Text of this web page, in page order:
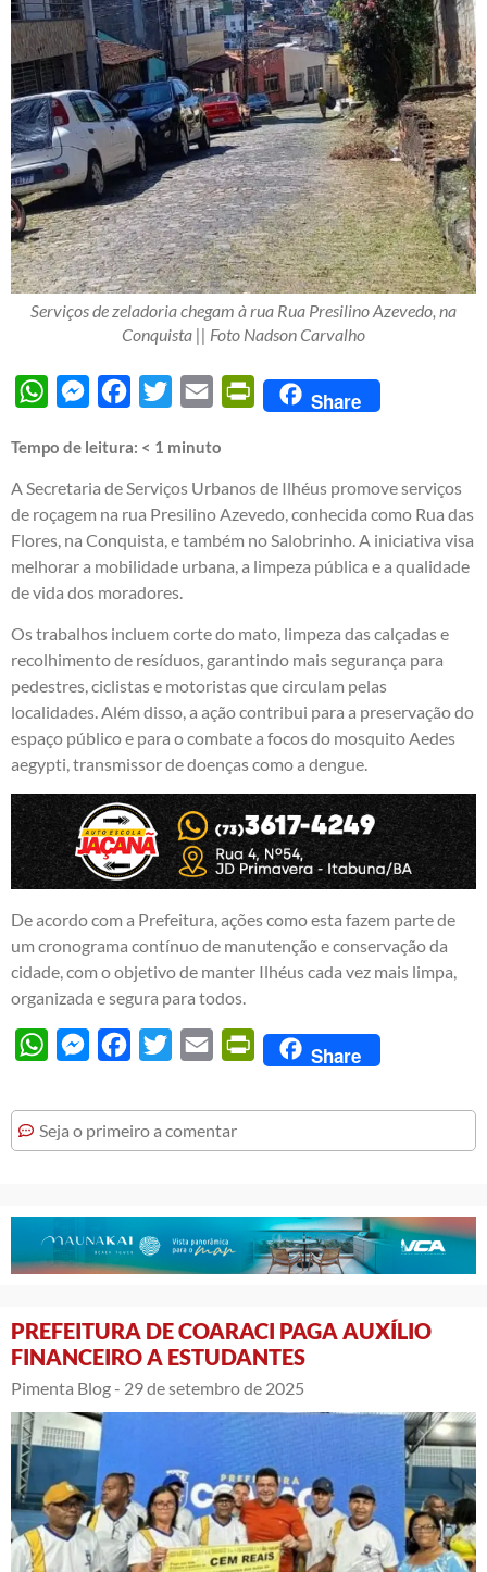
Serviços de zeladoria chegam à rua Rua Presilino Azevedo, na
Conquista || Foto Nadson Carvalho
WhatsAppMessengerFacebook
Twitter Email PrintFriendly
Share
Tempo de leitura: < 1 minuto
A Secretaria de Serviços Urbanos de Ilhéus promove serviços
de roçagem na rua Presilino Azevedo, conhecida como Rua das
Flores, na Conquista, e também no Salobrinho. A iniciativa visa
melhorar a mobilidade urbana, a limpeza pública e a qualidade
de vida dos moradores.
Os trabalhos incluem corte do mato, limpeza das calçadas e
recolhimento de resíduos, garantindo mais segurança para
pedestres, ciclistas e motoristas que circulam pelas
localidades. Além disso, a ação contribui para a preservação do
espaço público e para o combate a focos do mosquito Aedes
aegypti, transmissor de doenças como a dengue.
De acordo com a Prefeitura, ações como esta fazem parte de
um cronograma contínuo de manutenção e conservação da
cidade, com o objetivo de manter Ilhéus cada vez mais limpa,
organizada e segura para todos.
WhatsAppMessengerFacebook
Twitter Email PrintFriendly
Share
Seja o primeiro a comentar
PREFEITURA DE COARACI PAGA AUXÍLIO
FINANCEIRO A ESTUDANTES
Pimenta Blog - 29 de setembro de 2025